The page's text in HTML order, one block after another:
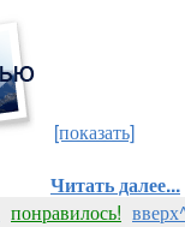
[показать]
Читать далее...
понравилось!